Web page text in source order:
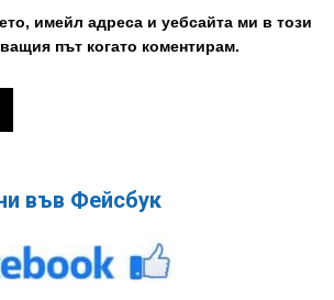
имейл адреса и уебсайта ми в този
път когато коментирам.
във Фейсбук